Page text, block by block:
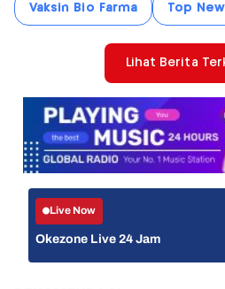
Vaksin Bio Farma Top
Lihat Berita
Live Now
Okezone Live 24 Jam